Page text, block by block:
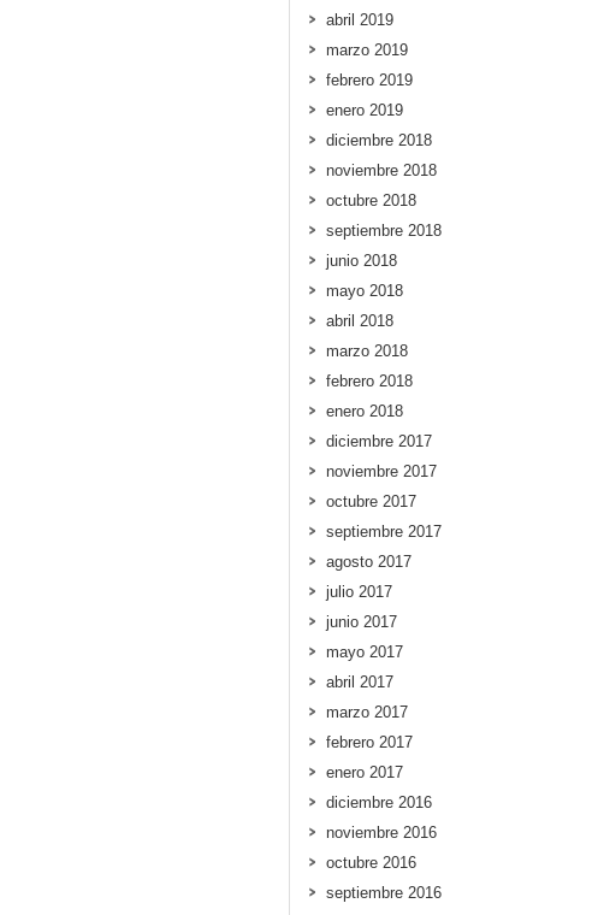
abril 2019
marzo 2019
febrero 2019
enero 2019
diciembre 2018
noviembre 2018
octubre 2018
septiembre 2018
junio 2018
mayo 2018
abril 2018
marzo 2018
febrero 2018
enero 2018
diciembre 2017
noviembre 2017
octubre 2017
septiembre 2017
agosto 2017
julio 2017
junio 2017
mayo 2017
abril 2017
marzo 2017
febrero 2017
enero 2017
diciembre 2016
noviembre 2016
octubre 2016
septiembre 2016